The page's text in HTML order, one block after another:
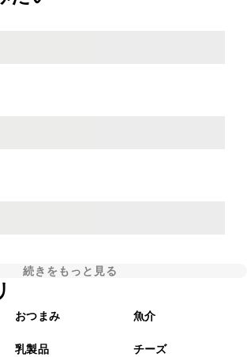
続きをもっと見る
おつまみ 魚介
乳製品 チーズ